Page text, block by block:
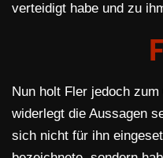
verteidigt habe und zu
Nun holt Fler jedoch
widerlegt die Aussagen
sich nicht für ihn